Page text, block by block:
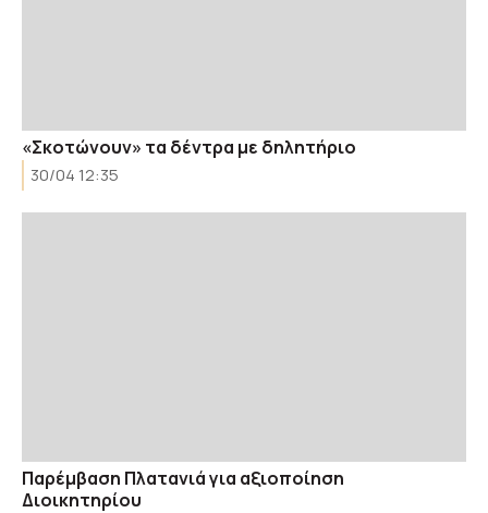
«Σκοτώνουν» τα δέντρα με δηλητήριο
30/04 12:35
Παρέμβαση Πλατανιά για αξιοποίηση
Διοικητηρίου